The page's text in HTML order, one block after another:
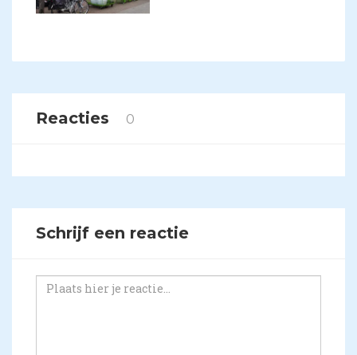
Reacties 0
Schrijf een reactie